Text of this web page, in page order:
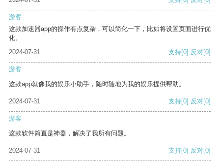
游客
这款加速器app的操作有点复杂，可以简化一下，比如将设置页面进行优
化。
2024-07-31
支持[0] 反对[0]
游客
这款app就像我的娱乐小助手，随时随地为我的娱乐提供帮助。
2024-07-31 支持[0] 反对[0]
游客
这款软件简直是神器，解决了我所有问题。
2024-07-31 支持[0] 反对[0]